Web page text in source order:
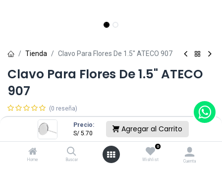
Precio:
S/ 5.70 Agregar al Carrito
Home Buscar
0
Wishlist Cuenta
Tienda Clavo Para Flores De 1.5" ATECO 907
Clavo Para Flores De 1.5" ATECO
907
(0 reseña)
5.70
Agregar al Carrito